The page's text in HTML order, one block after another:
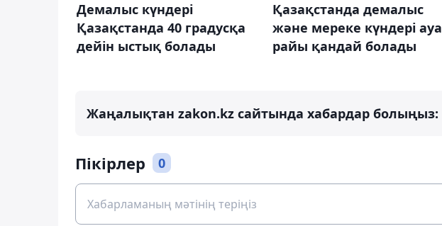
Демалыс күндері
Қазақстанда 40 градусқа
дейін ыстық болады
Қазақстанда демалыс
және мереке күндері ауа
райы қандай болады
Жаңалықтан zakon.kz сайтында хабардар болыңыз:
Пікірлер 0